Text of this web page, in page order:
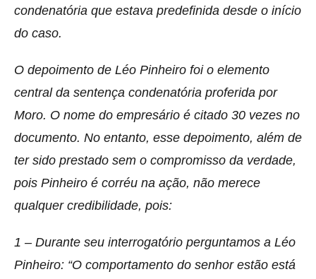
condenatória que estava predefinida desde o início
do caso.
O depoimento de Léo Pinheiro foi o elemento
central da sentença condenatória proferida por
Moro. O nome do empresário é citado 30 vezes no
documento. No entanto, esse depoimento, além de
ter sido prestado sem o compromisso da verdade,
pois Pinheiro é corréu na ação, não merece
qualquer credibilidade, pois:
1 – Durante seu interrogatório perguntamos a Léo
Pinheiro: “O comportamento do senhor estão está